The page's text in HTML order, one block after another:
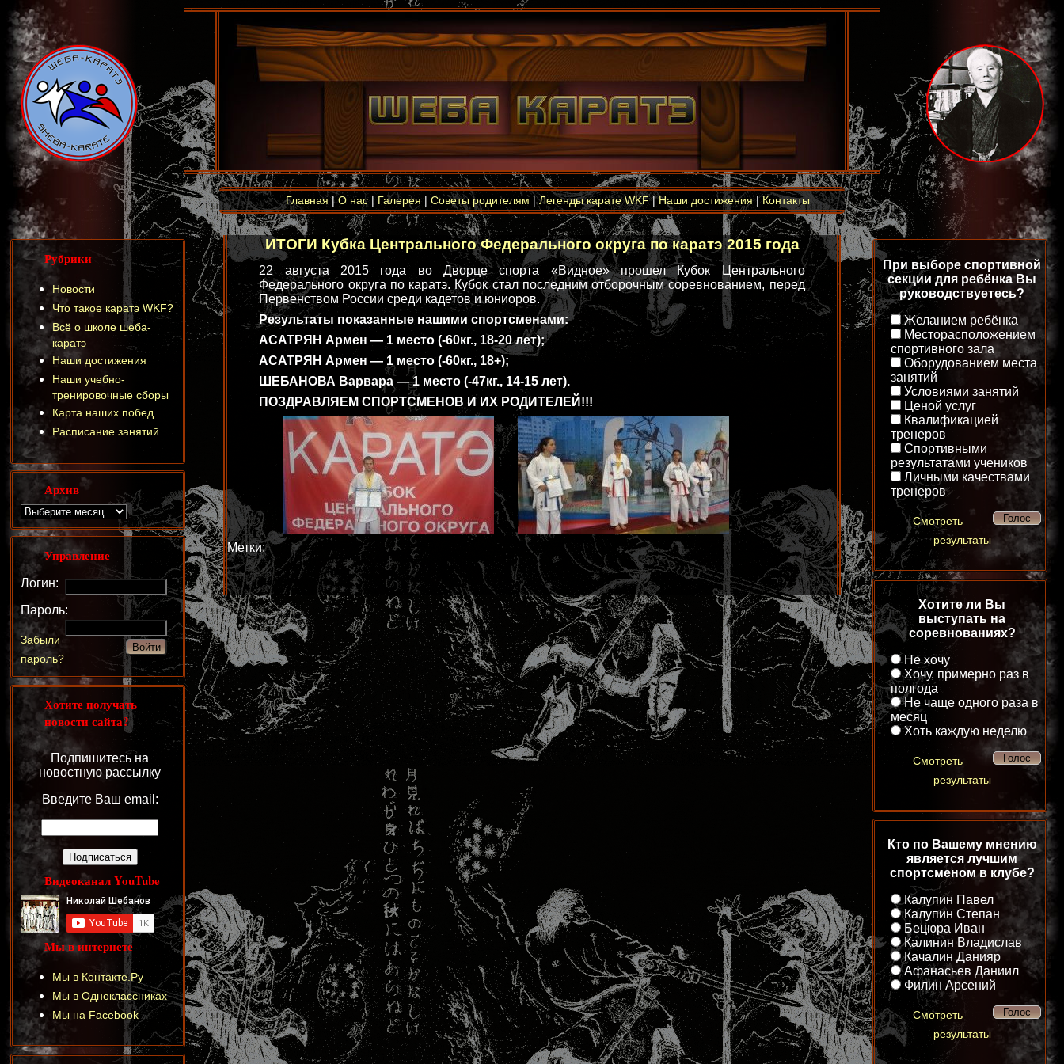
Главная|О нас | Галерея | Советы родителям |Легенды карате WKF|Наши достижения|Контакты
ИТОГИ Кубка Центрального Федерального округа по каратэ 2015 года
22 августа 2015 года во Дворце спорта «Видное» прошел Кубок Центрального
Федерального округа по каратэ. Кубок стал последним отборочным соревнованием, перед
Первенством России среди кадетов и юниоров.
Результаты показанные нашими спортсменами:
АСАТРЯН Армен — 1 место (-60кг., 18-20 лет);
АСАТРЯН Армен — 1 место (-60кг., 18+);
ШЕБАНОВА Варвара — 1 место (-47кг., 14-15 лет).
ПОЗДРАВЛЯЕМ СПОРТСМЕНОВ И ИХ РОДИТЕЛЕЙ!!!
Метки:
Рубрики
Новости
Что такое каратэ WKF?
Всё о школе шеба-
каратэ
Наши достижения
Наши учебно-
тренировочные сборы
Карта наших побед
Расписание занятий
Архив
Управление
Логин:
Пароль:
Забыли
пароль?
Хотите получать
новости сайта?
Подпишитесь на
новостную рассылку
Введите Ваш email:
Видеоканал YouTube
Мы в интернете
Мы в Контакте.Ру
Мы в Одноклассниках
Мы на Facebook
При выборе спортивной
секции для ребёнка Вы
руководствуетесь?
Желанием ребёнка
Месторасположением
спортивного зала
Оборудованием места
занятий
Условиями занятий
Ценой услуг
Квалификацией
тренеров
Спортивными
результатами учеников
Личными качествами
тренеров
Смотреть
результаты
Хотите ли Вы
выступать на
соревнованиях?
Не хочу
Хочу, примерно раз в
полгода
Не чаще одного раза в
месяц
Хоть каждую неделю
Смотреть
результаты
Кто по Вашему мнению
является лучшим
спортсменом в клубе?
Калупин Павел
Калупин Степан
Бецюра Иван
Калинин Владислав
Качалин Данияр
Афанасьев Даниил
Филин Арсений
Смотреть
результаты